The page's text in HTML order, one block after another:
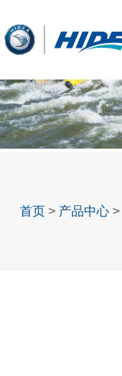
首页 > 产品中心 >